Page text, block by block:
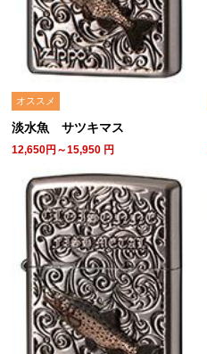
オススメ
淡水魚 サツキマス
12,650円～15,950 円